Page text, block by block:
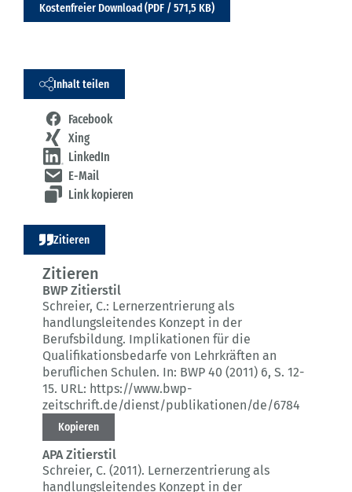
Kostenfreier Download (PDF / 571,5 KB)
Inhalt teilen
Facebook
Xing
LinkedIn
E-Mail
Link kopieren
Zitieren
Zitieren
BWP Zitierstil
Schreier, C.: Lernerzentrierung als
handlungsleitendes Konzept in der
Berufsbildung. Implikationen für die
Qualifikationsbedarfe von Lehrkräften an
beruflichen Schulen. In: BWP 40 (2011) 6, S. 12-
15. URL: https://www.bwp-
zeitschrift.de/dienst/publikationen/de/6784
Kopieren
APA Zitierstil
Schreier, C. (2011). Lernerzentrierung als
handlungsleitendes Konzept in der